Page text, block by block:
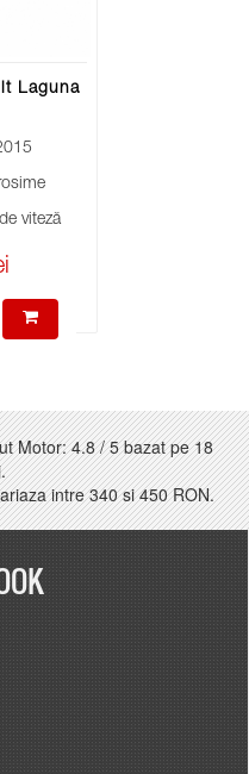
Laguna
viteză
Motor: 4.8/5bazat pe18
intre340si450 RON.